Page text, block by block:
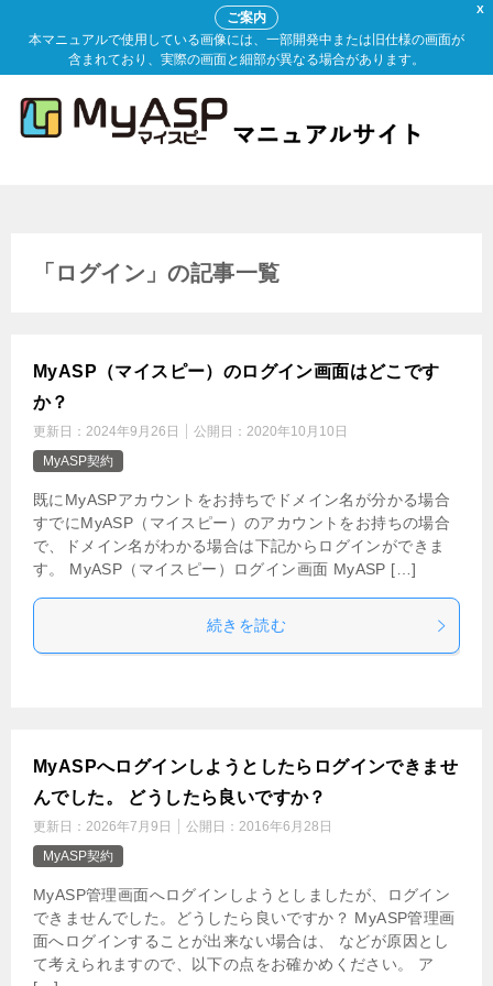
X
ご案内
本マニュアルで使用している画像には、一部開発中または旧仕様の画面が
含まれており、実際の画面と細部が異なる場合があります。
「ログイン」の記事一覧
MyASP（マイスピー）のログイン画面はどこです
か？
更新日： 2024年9月26日 公開日： 2020年10月10日
MyASP契約
既にMyASPアカウントをお持ちでドメイン名が分かる場合
すでにMyASP（マイスピー）のアカウントをお持ちの場合
で、ドメイン名がわかる場合は下記からログインができま
す。 MyASP（マイスピー）ログイン画面 MyASP […]
続きを読む
MyASPへログインしようとしたらログインできませ
んでした。 どうしたら良いですか？
更新日： 2026年7月9日 公開日： 2016年6月28日
MyASP契約
MyASP管理画面へログインしようとしましたが、ログイン
できませんでした。どうしたら良いですか？ MyASP管理画
面へログインすることが出来ない場合は、 などが原因とし
て考えられますので、以下の点をお確かめください。 ア